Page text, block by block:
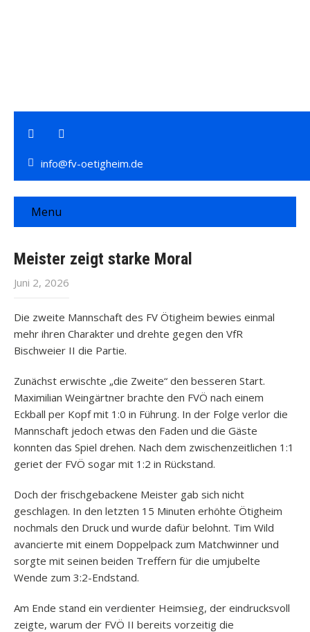
info@fv-oetigheim.de
Menu
Meister zeigt starke Moral
Juni 2, 2026
Die zweite Mannschaft des FV Ötigheim bewies einmal
mehr ihren Charakter und drehte gegen den VfR
Bischweier II die Partie.
Zunächst erwischte „die Zweite“ den besseren Start.
Maximilian Weingärtner brachte den FVÖ nach einem
Eckball per Kopf mit 1:0 in Führung. In der Folge verlor die
Mannschaft jedoch etwas den Faden und die Gäste
konnten das Spiel drehen. Nach dem zwischenzeitlichen 1:1
geriet der FVÖ sogar mit 1:2 in Rückstand.
Doch der frischgebackene Meister gab sich nicht
geschlagen. In den letzten 15 Minuten erhöhte Ötigheim
nochmals den Druck und wurde dafür belohnt. Tim Wild
avancierte mit einem Doppelpack zum Matchwinner und
sorgte mit seinen beiden Treffern für die umjubelte
Wende zum 3:2-Endstand.
Am Ende stand ein verdienter Heimsieg, der eindrucksvoll
zeigte, warum der FVÖ II bereits vorzeitig die